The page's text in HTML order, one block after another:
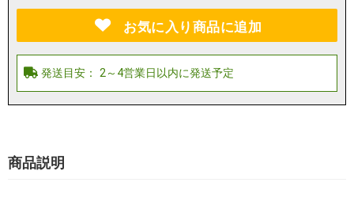
お気に入り商品に追加
商品説明